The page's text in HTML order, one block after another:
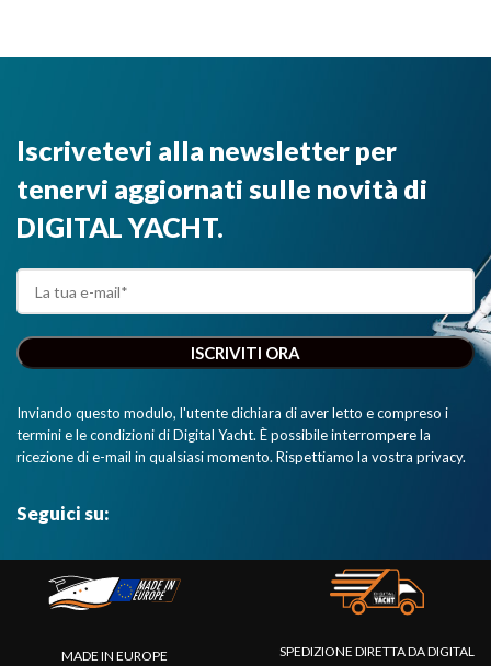
Iscrivetevi alla newsletter per
tenervi aggiornati sulle novità di
DIGITAL YACHT.
Inviando questo modulo, l'utente dichiara di aver letto e compreso i
termini e le condizioni di Digital Yacht. È possibile interrompere la
ricezione di e-mail in qualsiasi momento. Rispettiamo la vostra privacy.
Seguici su:
MADE IN EUROPE
SPEDIZIONE DIRETTA DA DIGITAL